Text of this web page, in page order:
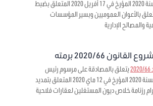
الحكومة عدد 7 لسنة 2020 المؤرخ في 17 أفريل 2020 المتعلق بضبط
بالأعوان العموميين وبسير المؤسسات
والمصالح الإدارية
القانون 2020/66 برمته
يتعلق بالمصادقة على مرسوم رئيس
الحكومة عدد 18 لسنة 2020 المؤرخ في 12 ماي 2020 المتعلق بتمديد
رزنامة خلاص ديون المستغلين لعقارات فلاحية